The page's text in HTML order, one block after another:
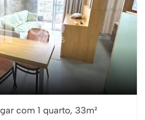
com 1 quarto, 33m²